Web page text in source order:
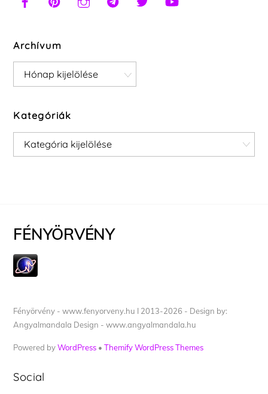
Archívum
Archívum
Kategóriák
Kategóriák
FÉNYÖRVÉNY
Fényörvény - www.fenyorveny.hu I 2013-2026 - Design by:
Angyalmandala Design - www.angyalmandala.hu
Powered byWordPress •Themify WordPress Themes
Social